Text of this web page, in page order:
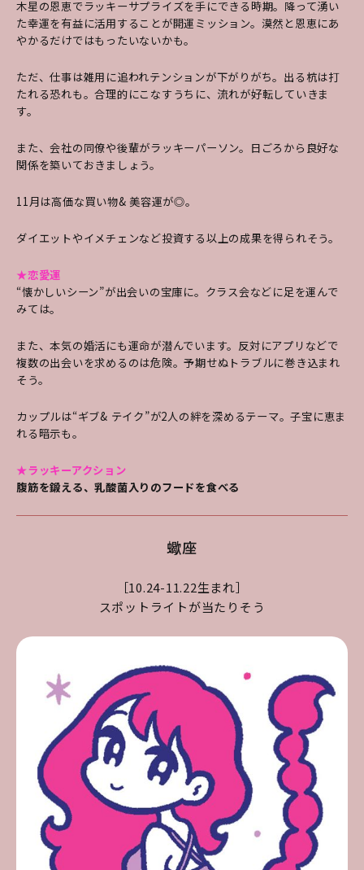
木星の恩恵でラッキーサプライズを手にできる時期。降って湧い
た幸運を有益に活用することが開運ミッション。漠然と恩恵にあ
やかるだけではもったいないかも。
ただ、仕事は雑用に追われテンションが下がりがち。出る杭は打
たれる恐れも。合理的にこなすうちに、流れが好転していきま
す。
また、会社の同僚や後輩がラッキーパーソン。日ごろから良好な
関係を築いておきましょう。
11月は高価な買い物& 美容運が◎。
ダイエットやイメチェンなど投資する以上の成果を得られそう。
★恋愛運
“懐かしいシーン”が出会いの宝庫に。クラス会などに足を運んで
みては。
また、本気の婚活にも運命が潜んでいます。反対にアプリなどで
複数の出会いを求めるのは危険。予期せぬトラブルに巻き込まれ
そう。
カップルは“ギブ& テイク”が2人の絆を深めるテーマ。子宝に恵ま
れる暗示も。
★ラッキーアクション
腹筋を鍛える、乳酸菌入りのフードを食べる
蠍座
［10.24-11.22生まれ］
スポットライトが当たりそう